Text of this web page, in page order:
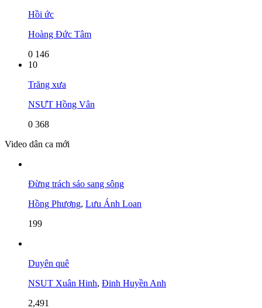
Hồi ức
Hoàng Đức Tâm
0 146
10
Trăng xưa
NSƯT Hồng Vân
0 368
Video dân ca mới
Đừng trách sáo sang sông
Hồng Phượng, Lưu Ánh Loan
199
Duyên quê
NSUT Xuân Hinh, Đinh Huyền Anh
2,491